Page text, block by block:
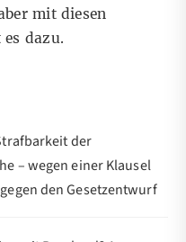
mit diesen
dazu.
der
– wegen einer Klausel
den Gesetzentwurf